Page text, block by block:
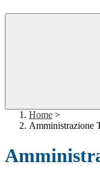
Home >
Amministrazione